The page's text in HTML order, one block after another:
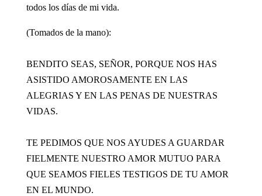
todos los días de mi vida.
(Tomados de la mano):
BENDITO SEAS, SEÑOR, PORQUE NOS HAS
ASISTIDO AMOROSAMENTE EN LAS
ALEGRIAS Y EN LAS PENAS DE NUESTRAS
VIDAS.
TE PEDIMOS QUE NOS AYUDES A GUARDAR
FIELMENTE NUESTRO AMOR MUTUO PARA
QUE SEAMOS FIELES TESTIGOS DE TU AMOR
EN EL MUNDO.